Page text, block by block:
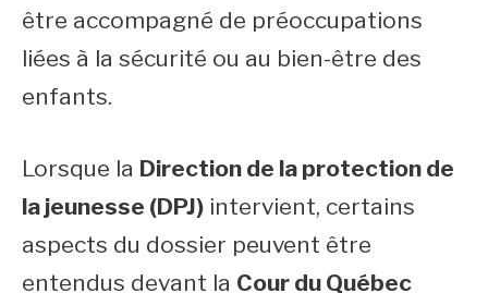
être accompagné de préoccupations
liées à la sécurité ou au bien-être des
enfants.
Lorsque la Direction de la protection de
la jeunesse (DPJ) intervient, certains
aspects du dossier peuvent être
entendus devant la Cour du Québec